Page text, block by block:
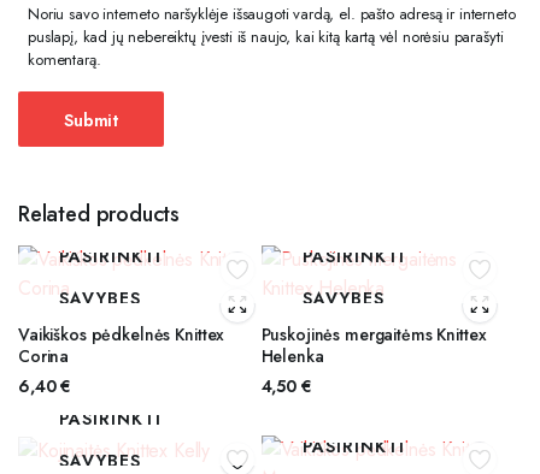
Noriu savo interneto naršyklėje išsaugoti vardą, el. pašto adresą ir interneto
puslapį, kad jų nebereiktų įvesti iš naujo, kai kitą kartą vėl norėsiu parašyti
komentarą.
Related products
PASIRINKTI
SAVYBES
Vaikiškos pėdkelnės Knittex
Corina
6,40€
PASIRINKTI
SAVYBES
Puskojinės mergaitėms Knittex
Helenka
4,50 €
PASIRINKTI
SAVYBES
PASIRINKTI